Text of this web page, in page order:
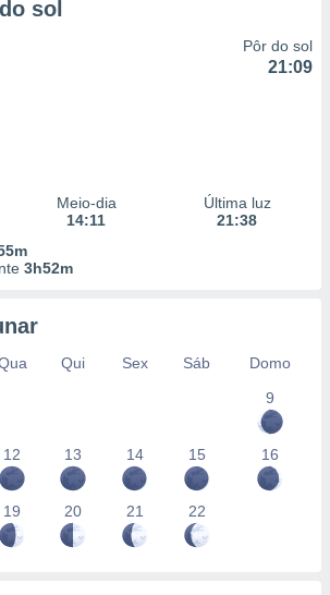
sol
Pôr do sol
21:09
Meio-dia
14:11
Última luz
21:38
3h52m
Qui Sex Sáb
Domo
9
12 13 14 15 16
19 20 21 22